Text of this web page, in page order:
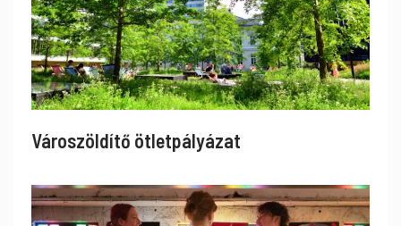
Városzöldítő ötletpályázat